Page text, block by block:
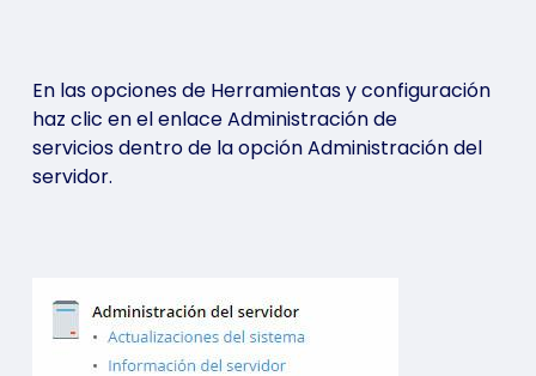
En las opciones de Herramientas y configuración
haz clic en el enlace Administración de
servicios dentro de la opción Administración del
servidor.